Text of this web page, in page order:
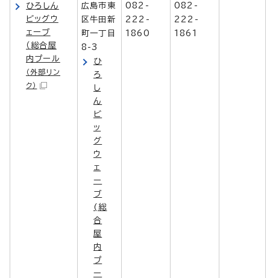
ひろしん
ビッグウ
ェーブ
（総合屋
内プール
（外部リン
ク）
広島市東
区牛田新
町一丁目
8-3
ひ
ろ
し
ん
ビ
ッ
グ
ウ
ェ
ー
ブ
(総
合
屋
内
プ
ー
082-
222-
1860
082-
222-
1861